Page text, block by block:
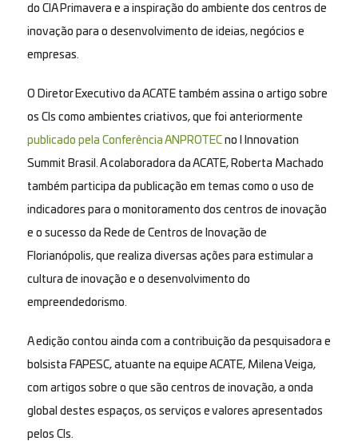
do CIA Primavera e a inspiração do ambiente dos centros de
inovação para o desenvolvimento de ideias, negócios e
empresas.
O Diretor Executivo da ACATE também assina o artigo sobre
os CIs como ambientes criativos, que foi anteriormente
publicado pela Conferência ANPROTECno I Innovation
Summit Brasil. A colaboradora da ACATE, Roberta Machado
também participa da publicação em temas como o uso de
indicadores para o monitoramento dos centros de inovação
e o sucesso da Rede de Centros de Inovação de
Florianópolis, que realiza diversas ações para estimular a
cultura de inovação e o desenvolvimento do
empreendedorismo.
A edição contou ainda com a contribuição da pesquisadora e
bolsista FAPESC, atuante na equipe ACATE, Milena Veiga,
com artigos sobre o que são centros de inovação, a onda
global destes espaços, os serviços e valores apresentados
pelos CIs.